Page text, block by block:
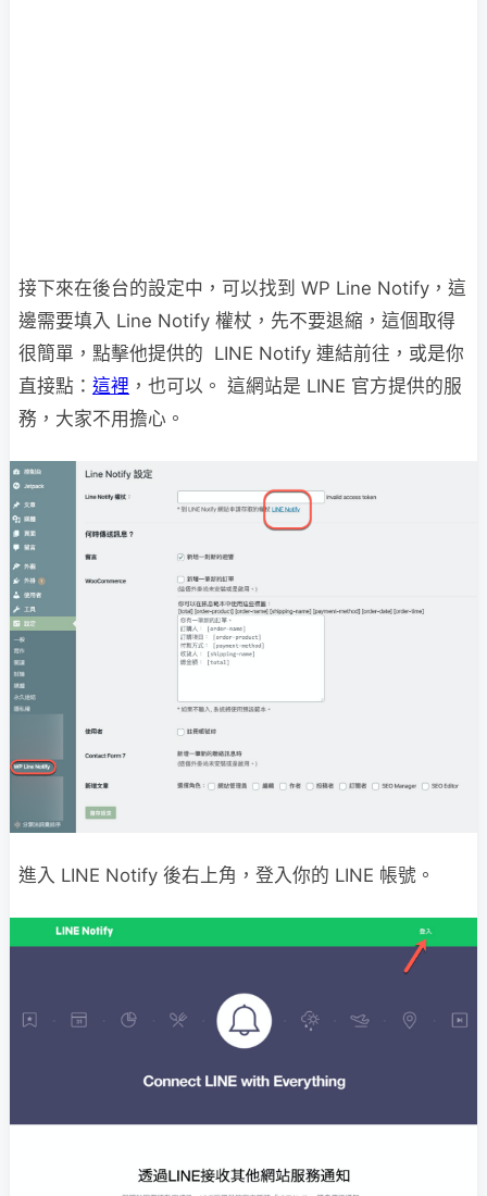
接下來在後台的設定中，可以找到 WP Line Notify，這
邊需要填入 Line Notify 權杖，先不要退縮，這個取得
很簡單，點擊他提供的 LINE Notify 連結前往，或是你
直接點： 這裡 ，也可以。 這網站是 LINE 官方提供的服
務，大家不用擔心。
進入 LINE Notify 後右上角，登入你的 LINE 帳號。